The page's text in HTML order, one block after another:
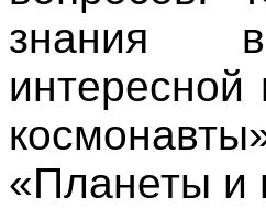
знания в
«Планеты и